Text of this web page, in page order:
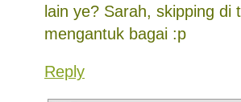
lain ye? Sarah, skipping di
mengantuk bagai :p
Reply